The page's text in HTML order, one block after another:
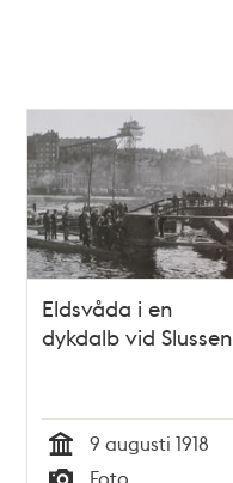
Eldsvåda i en
dykdalb vid Slussen
Tid
9 augusti 1918
Foto